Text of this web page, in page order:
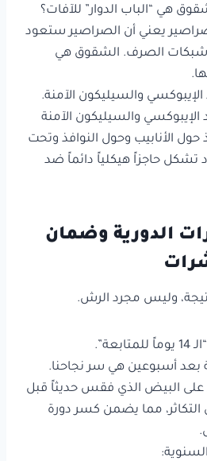
يعني أن الصراصير ستعود
شبكات الصرف. الشقوق هي
والسيليكون الآمنة
الأنابيب وحول النوافذ وتحت
تشكل حاجزاً هيكلياً دائماً ضد
الدورية وضمان
وليس مجرد الرش.
بعد أسبوعين هي سر نجاحنا.
على البيض الذي فقس حديثاً قبل
التكاثر، مما يضمن كسر دورة